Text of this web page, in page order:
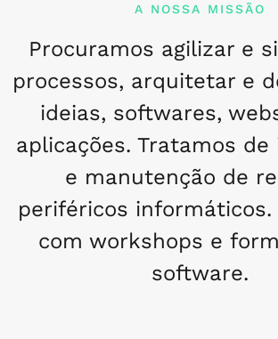
A NOSSA MISSÃO
Procuramos agilizar e
processos, arquitetar e
ideias, softwares,
aplicações. Tratamos de
e manutenção de
periféricos informáticos.
com workshops e
software.